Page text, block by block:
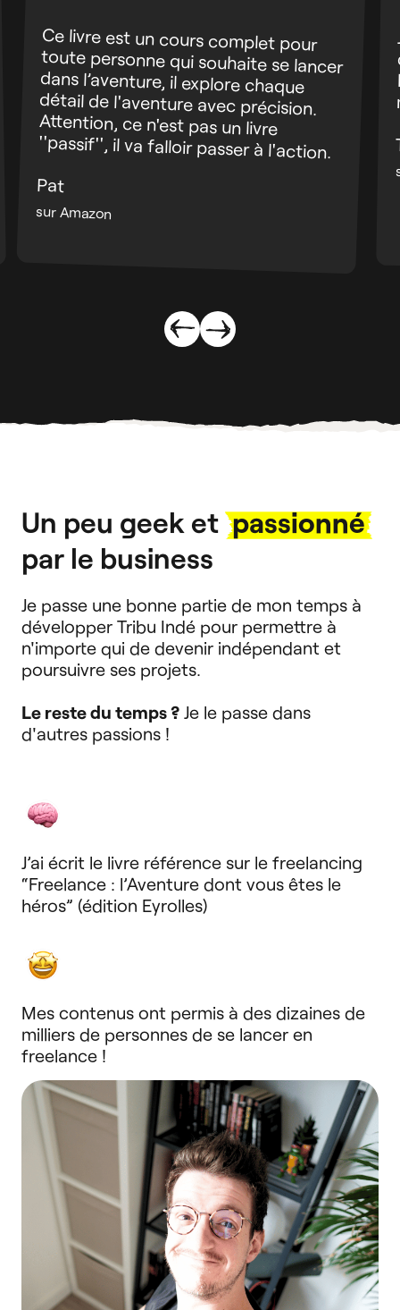
Ce livre est un cours complet pour
toute personne qui souhaite se lancer
dans l’aventure, il explore chaque
détail de l'aventure avec précision.
Attention, ce n'est pas un livre
''passif'', il va falloir passer à l'action.
Pat
sur Amazon
Un peu geek et passionné
par le business
Je passe une bonne partie de mon temps à
développer Tribu Indé pour permettre à
n'importe qui de devenir indépendant et
poursuivre ses projets.
Le reste du temps ? Je le passe dans
d'autres passions !
J’ai écrit le livre référence sur le freelancing
“Freelance : l’Aventure dont vous êtes le
héros” (édition Eyrolles)
Mes contenus ont permis à des dizaines de
milliers de personnes de se lancer en
freelance !